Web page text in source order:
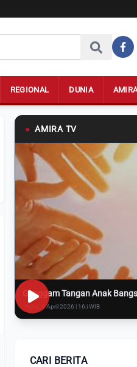
REGIONAL DUNIA
● AMIRA TV
Genggam Tangan Anak
Rabu, 8 April 2026 | 16:i WIB
CARI BERITA